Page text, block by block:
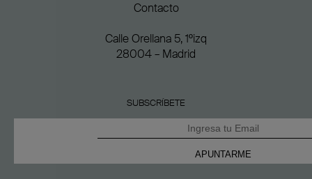
Contacto
Calle Orellana 5, 1ºizq
28004 – Madrid
SUBSCRÍBETE